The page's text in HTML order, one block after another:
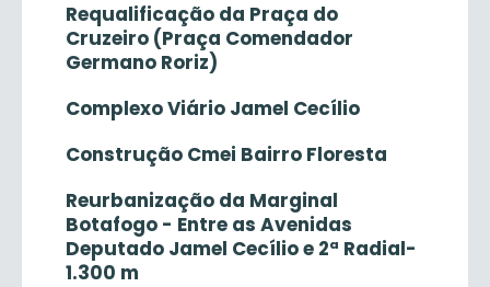
Requalificação da Praça do
Cruzeiro (Praça Comendador
Germano Roriz)
Complexo Viário Jamel Cecílio
Construção Cmei Bairro Floresta
Reurbanização da Marginal
Botafogo - Entre as Avenidas
Deputado Jamel Cecílio e 2ª Radial-
1.300 m